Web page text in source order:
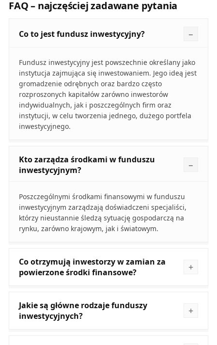
FAQ – najczęściej zadawane pytania
Co to jest fundusz inwestycyjny?
Fundusz inwestycyjny jest powszechnie określany jako
instytucja zajmująca się inwestowaniem. Jego ideą jest
gromadzenie odrębnych oraz bardzo często
rozproszonych kapitałów zarówno inwestorów
indywidualnych, jak i poszczególnych firm oraz
instytucji, w celu tworzenia jednego, dużego portfela
inwestycyjnego.
Kto zarządza środkami w funduszu
inwestycyjnym?
Poszczególnymi środkami finansowymi w funduszu
inwestycyjnym zarządzają doświadczeni specjaliści,
którzy nieustannie śledzą sytuację gospodarczą na
rynku, zarówno krajowym, jak i światowym.
Co otrzymują inwestorzy w zamian za
powierzone środki finansowe?
Jakie są główne rodzaje funduszy
inwestycyjnych?